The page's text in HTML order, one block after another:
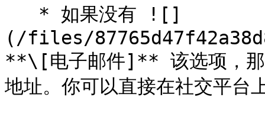
(/files/
**\[电子邮件]** 该选项，那
地址。你可以直接在社交平台